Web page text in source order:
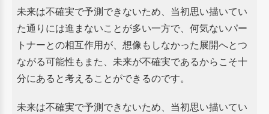
未来は不確実で予測できないため、当初思い描いてい
た通りには進まないことが多い一方で、 何気ないパー
トナーとの相互作用が、想像もしなかった展開へとつ
ながる可能性もまた、 未来が不確実であるからこそ十
分にあると考えることができるのです。
未来は不確実で予測できないため、当初思い描いてい